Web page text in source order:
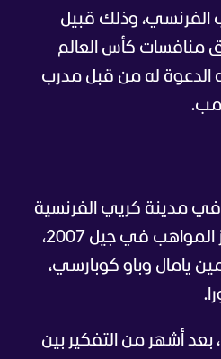
الفرنسي، وذلك قبيل
منافسات كأس العالم
الدعوة له من قبل مدرب
في مدينة كريي الفرنسية
لأبوين مغربيين، أحد أبرز المواهب في جيل 2007،
يامال وباو كوبارسي،
بعد أشهر من التفكير بين